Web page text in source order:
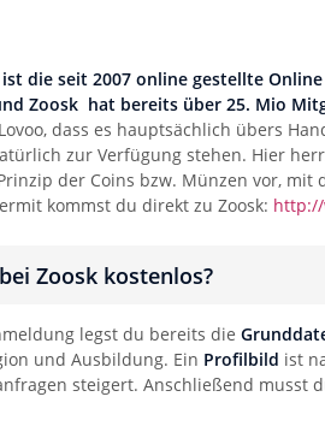
die seit 2007 online gestellte
Zoosk hat bereits über 25. Mio
dass es hauptsächlich übers
zur Verfügung stehen. Hier
der Coins bzw. Münzen vor,
kommst du direkt zu Zoosk: http://
Zoosk kostenlos?
legst du bereits die
und Ausbildung. Ein Profilbild ist
steigert. Anschließend musst